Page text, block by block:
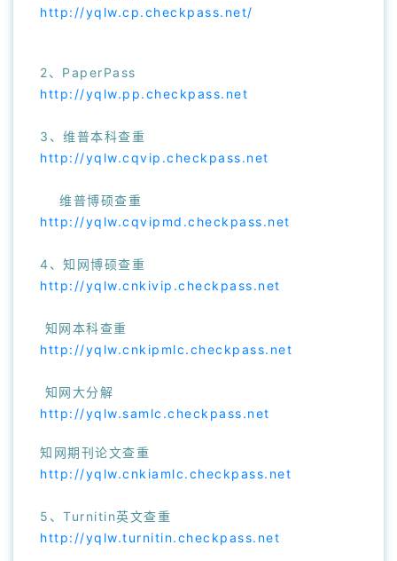
http://yqlw.cp.checkpass.net/
2、PaperPass
http://yqlw.pp.checkpass.net
3、维普本科查重
http://yqlw.cqvip.checkpass.net
维普博硕查重
http://yqlw.cqvipmd.checkpass.net
4、知网博硕查重
http://yqlw.cnkivip.checkpass.net
知网本科查重
http://yqlw.cnkipmlc.checkpass.net
知网大分解
http://yqlw.samlc.checkpass.net
知网期刊论文查重
http://yqlw.cnkiamlc.checkpass.net
5、Turnitin英文查重
http://yqlw.turnitin.checkpass.net